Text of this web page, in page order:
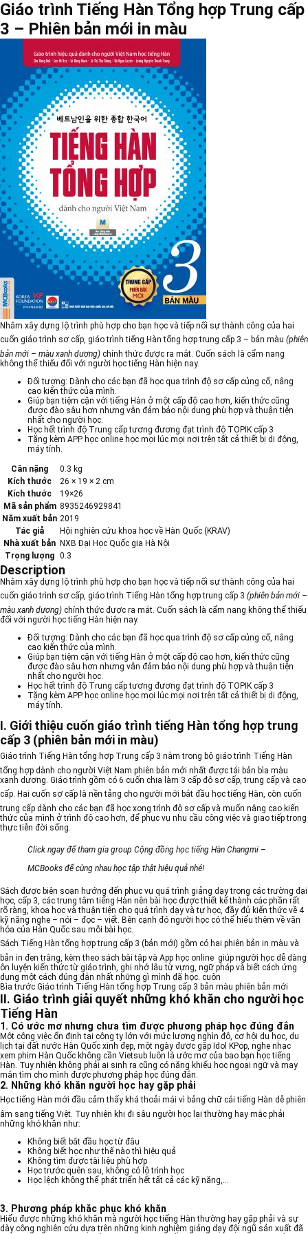
Giáo trình Tiếng Hàn Tổng hợp Trung cấp
3 – Phiên bản mới in màu
Nhằm xây dựng lộ trình phù hợp cho bạn học và tiếp nối sự thành công của hai
cuốn giáo trình sơ cấp, giáo trình tiếng Hàn tổng hợp trung cấp 3 – bản màu (phiên
bản mới – màu xanh dương) chính thức được ra mắt. Cuốn sách là cẩm nang
không thể thiếu đối với người học tiếng Hàn hiện nay.
Đối tượng: Dành cho các bạn đã học qua trình độ sơ cấp củng cố, nâng
cao kiến thức của mình.
Giúp bạn tiệm cận với tiếng Hàn ở một cấp độ cao hơn, kiến thức cũng
được đào sâu hơn nhưng vẫn đảm bảo nội dung phù hợp và thuận tiện
nhất cho người học.
Học hết trình độ Trung cấp tương đương đạt trình độ TOPIK cấp 3
Tặng kèm APP học online học mọi lúc mọi nơi trên tất cả thiết bị di động,
máy tính.
Cân nặng
0.3 kg
Kích thước
26 × 19 × 2 cm
Kích thước
19×26
Mã sản phẩm 8935246929841
Năm xuất bản 2019
Tác giả
Hội nghiên cứu khoa học về Hàn Quốc (KRAV)
Nhà xuất bản NXB Đại Học Quốc gia Hà Nội
Trọng lượng 0.3
Description
Nhằm xây dựng lộ trình phù hợp cho bạn học và tiếp nối sự thành công của hai
cuốn giáo trình sơ cấp, giáo trình Tiếng Hàn tổng hợp trung cấp 3 (phiên bản mới –
màu xanh dương) chính thức được ra mắt. Cuốn sách là cẩm nang không thể thiếu
đối với người học tiếng Hàn hiện nay.
Đối tượng: Dành cho các bạn đã học qua trình độ sơ cấp củng cố, nâng
cao kiến thức của mình.
Giúp bạn tiệm cận với tiếng Hàn ở một cấp độ cao hơn, kiến thức cũng
được đào sâu hơn nhưng vẫn đảm bảo nội dung phù hợp và thuận tiện
nhất cho người học.
Học hết trình độ Trung cấp tương đương đạt trình độ TOPIK cấp 3
Tặng kèm APP học online học mọi lúc mọi nơi trên tất cả thiết bị di động,
máy tính.
I. Giới thiệu cuốn giáo trình tiếng Hàn tổng hợp trung
cấp 3 (phiên bản mới in màu)
Giáo trình Tiếng Hàn tổng hợp Trung cấp 3 nằm trong bộ giáo trình Tiếng Hàn
tổng hợp dành cho người Việt Nam phiên bản mới nhất được tái bản bìa màu
xanh dương. Giáo trình gồm có 6 cuốn chia làm 3 cấp độ sơ cấp, trung cấp và cao
cấp. Hai cuốn sơ cấp là nền tảng cho người mới bắt đầu học tiếng Hàn, còn cuốn
trung cấp dành cho các bạn đã học xong trình độ sơ cấp và muốn nâng cao kiến
thức của mình ở trình độ cao hơn, để phục vụ nhu cầu công việc và giao tiếp trong
thực tiễn đời sống.
Click ngay để tham gia group Cộng đồng học tiếng Hàn Changmi –
MCBooks để cùng nhau học tập thật hiệu quả nhé!
Sách được biên soạn hướng đến phục vụ quá trình giảng dạy trong các trường đại
học, cấp 3, các trung tâm tiếng Hàn nên bài học được thiết kế thành các phần rất
rõ ràng, khoa học và thuận tiện cho quá trình dạy và tự học, đầy đủ kiến thức về 4
kỹ năng nghe – nói – đọc – viết. Bên cạnh đó người học có thể hiểu thêm về văn
hóa của Hàn Quốc sau mỗi bài học.
Sách Tiếng Hàn tổng hợp trung cấp 3 (bản mới) gồm có hai phiên bản in màu và
bản in đen trắng, kèm theo sách bài tập và App học online giúp người học dễ dàng
ôn luyện kiến thức từ giáo trình, ghi nhớ lâu từ vựng, ngữ pháp và biết cách ứng
dụng một cách đúng đắn nhất những gì mình đã học. cuôn
Bìa trước Giáo trình Tiếng Hàn tổng hợp Trung cấp 3 bản màu phiên bản mới
II. Giáo trình giải quyết những khó khăn cho người học
Tiếng Hàn
1. Có ước mơ nhưng chưa tìm được phương pháp học đúng đắn
Một công việc ổn định tại công ty lớn với mức lương nghìn đô, cơ hội du học, du
lịch tại đất nước Hàn Quốc xinh đẹp, một ngày được gặp Idol KPop, nghe nhạc
xem phim Hàn Quốc không cần Vietsub luôn là ước mơ của bao bạn học tiếng
Hàn. Tuy nhiên không phải ai sinh ra cũng có năng khiếu học ngoại ngữ và may
mắn tìm cho mình được phương pháp học đúng đắn.
2. Những khó khăn người học hay gặp phải
Học tiếng Hàn mới đầu cảm thấy khá thoải mái vì bảng chữ cái tiếng Hàn dễ phiên
âm sang tiếng Việt. Tuy nhiên khi đi sâu người học lại thường hay mắc phải
những khó khăn như:
Không biết bắt đầu học từ đâu
Không biết học như thế nào thì hiệu quả
Không tìm được tài liệu phù hợp
Học trước quên sau, không có lộ trình học
Học lệch không thể phát triển hết tất cả các kỹ năng,…
3. Phương pháp khắc phục khó khăn
Hiểu được những khó khăn mà người học tiếng Hàn thường hay gặp phải và sự
dày công nghiên cứu dựa trên những kinh nghiệm giảng dạy đội ngũ sản xuất đã